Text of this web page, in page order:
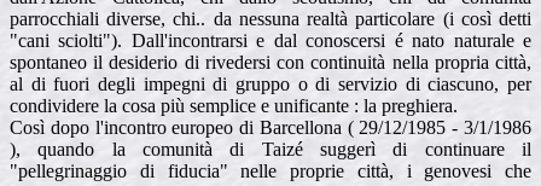
parrocchiali diverse, chi.. da nessuna realtà particolare (i così detti
"cani sciolti"). Dall'incontrarsi e dal conoscersi é nato naturale e
spontaneo il desiderio di rivedersi con continuità nella propria città,
al di fuori degli impegni di gruppo o di servizio di ciascuno, per
condividere la cosa più semplice e unificante : la preghiera.
Così dopo l'incontro europeo di Barcellona ( 29/12/1985 - 3/1/1986
), quando la comunità di Taizé suggerì di continuare il
"pellegrinaggio di fiducia" nelle proprie città, i genovesi che